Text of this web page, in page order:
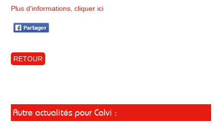
Plus d'informations, cliquer ici
RETOUR
Autre actualités pour Calvi :